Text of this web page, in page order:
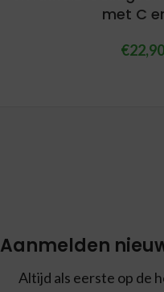
met C
€22,90
Aanmelden
Altijd als eerste op de